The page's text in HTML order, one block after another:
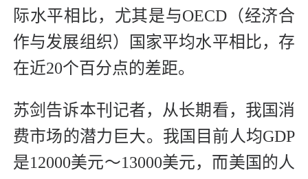
际水平相比，尤其是与OECD（经济合
作与发展组织）国家平均水平相比，存
在近20个百分点的差距。
苏剑告诉本刊记者，从长期看，我国消
费市场的潜力巨大。我国目前人均GDP
是12000美元～13000美元，而美国的人